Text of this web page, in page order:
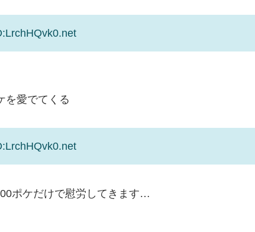
を愛でてくる
ポケだけで慰労してきます…